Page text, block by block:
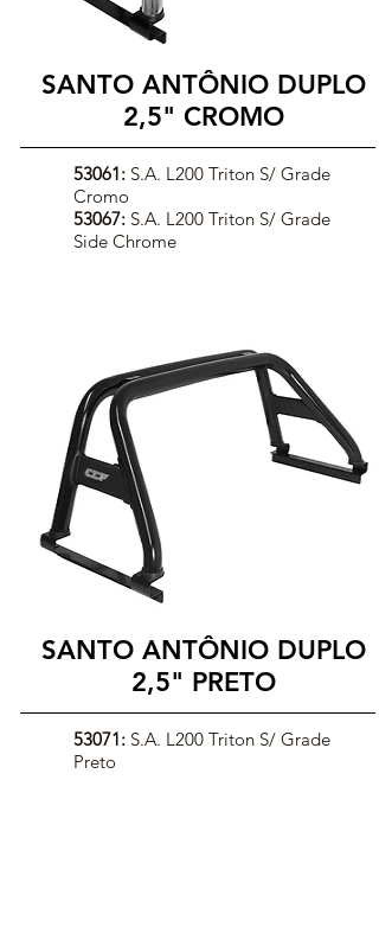
SANTO ANTÔNIO DUPLO
2,5" CROMO
53061: S.A. L200 Triton S/ Grade
Cromo
53067: S.A. L200 Triton S/ Grade
Side Chrome
SANTO ANTÔNIO DUPLO
2,5" PRETO
53071:S.A. L200 Triton S/ Grade
Preto